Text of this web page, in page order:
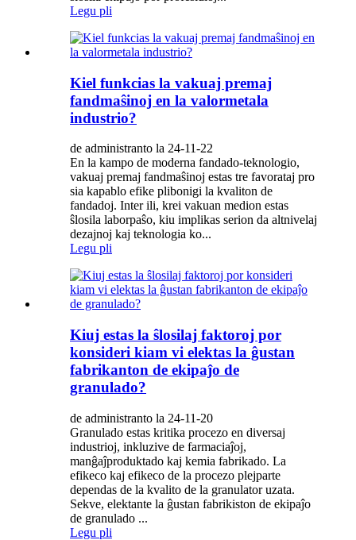
Legu pli
Kiel funkcias la vakuaj premaj
fandmaŝinoj en la valormetala
industrio?
de administranto la 24-11-22
En la kampo de moderna fandado-teknologio,
vakuaj premaj fandmaŝinoj estas tre favorataj pro
sia kapablo efike plibonigi la kvaliton de
fandadoj. Inter ili, krei vakuan medion estas
ŝlosila laborpaŝo, kiu implikas serion da altnivelaj
dezajnoj kaj teknologia ko...
Legu pli
Kiuj estas la ŝlosilaj faktoroj por
konsideri kiam vi elektas la ĝustan
fabrikanton de ekipaĵo de
granulado?
de administranto la 24-11-20
Granulado estas kritika procezo en diversaj
industrioj, inkluzive de farmaciaĵoj,
manĝaĵproduktado kaj kemia fabrikado. La
efikeco kaj efikeco de la procezo plejparte
dependas de la kvalito de la granulator uzata.
Sekve, elektante la ĝustan fabrikiston de ekipaĵo
de granulado ...
Legu pli